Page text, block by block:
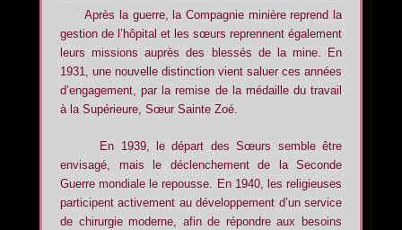
Après la guerre, la Compagnie minière reprend la
gestion de l’hôpital et les sœurs reprennent également
leurs missions auprès des blessés de la mine. En
1931, une nouvelle distinction vient saluer ces années
d’engagement, par la remise de la médaille du travail
à la Supérieure, Sœur Sainte Zoé.
En 1939, le départ des Sœurs semble être
envisagé, mais le déclenchement de la Seconde
Guerre mondiale le repousse. En 1940, les religieuses
participent activement au développement d’un service
de chirurgie moderne, afin de répondre aux besoins